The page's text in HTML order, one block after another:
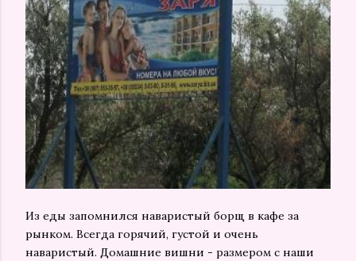
Из еды запомнился наваристый борщ в кафе за
рынком. Всегда горячий, густой и очень
наваристый. Домашние вишни - размером с наши